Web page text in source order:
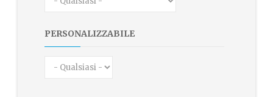
PERSONALIZZABILE